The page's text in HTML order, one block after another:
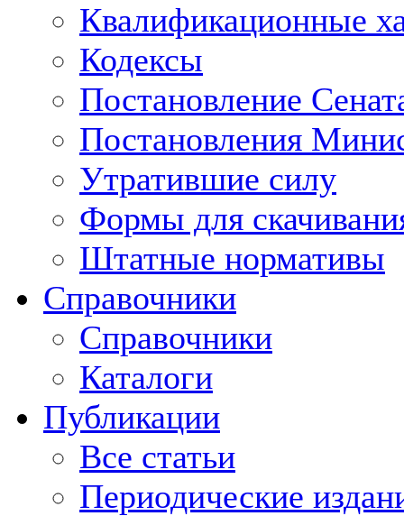
Квалификационные
Кодексы
Постановление
Постановления
Утратившие силу
Формы для
Штатные нормативы
Справочники
Справочники
Каталоги
Публикации
Все статьи
Периодические